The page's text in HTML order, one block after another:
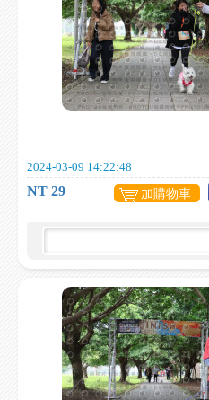
2024-03-09 14:22:48
NT 29 加購物車